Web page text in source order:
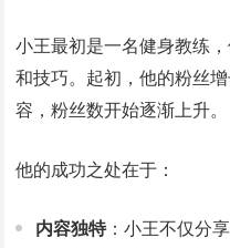
小王最初是一名健身教练
和技巧。起初，他的粉丝
容，粉丝数开始逐渐上升。
他的成功之处在于：
内容独特：小王不仅分